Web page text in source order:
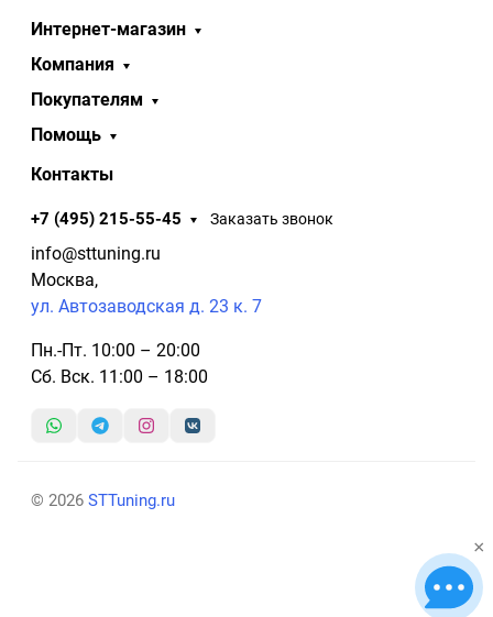
Интернет-магазин
Компания
Покупателям
Помощь
Контакты
+7 (495) 215-55-45 Заказать звонок
info@sttuning.ru
Москва,
ул. Автозаводская д. 23 к. 7
Пн.-Пт. 10:00 – 20:00
Сб. Вск. 11:00 – 18:00
© 2026 STTuning.ru
×